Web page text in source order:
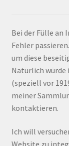
Bei der Fülle
Fehler
um diese
Natürlich würde
(speziell vor
meiner
kontaktieren.
Ich will